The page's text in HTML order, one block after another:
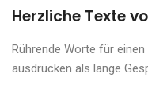
Herzliche Texte
Rührende Worte für
ausdrücken als lange